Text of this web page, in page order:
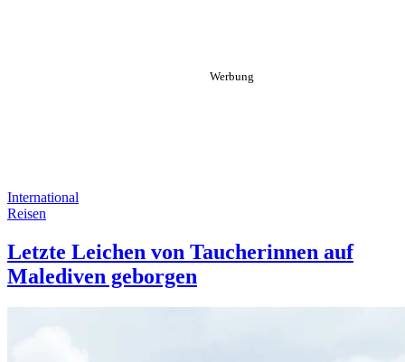
International
Reisen
Letzte Leichen von Taucherinnen auf
Malediven geborgen